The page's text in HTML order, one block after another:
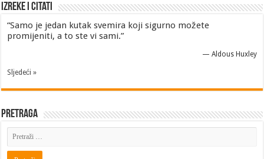
Izreke i Citati
“Samo je jedan kutak svemira koji sigurno možete
promijeniti, a to ste vi sami.”
— Aldous Huxley
Sljedeći »
Pretraga